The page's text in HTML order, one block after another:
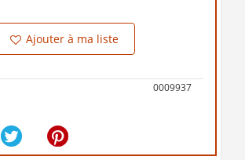
Ajouter à ma liste
0009937